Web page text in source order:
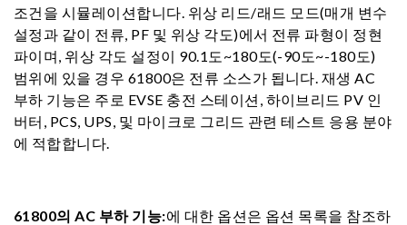
조건을 시뮬레이션합니다. 위상 리드/래드 모드(매개 변수
설정과 같이 전류, PF 및 위상 각도)에서 전류 파형이 정현
파이며, 위상 각도 설정이 90.1도~180도(-90도~-180도)
범위에 있을 경우 61800은 전류 소스가 됩니다. 재생 AC
부하 기능은 주로 EVSE 충전 스테이션, 하이브리드 PV 인
버터, PCS, UPS, 및 마이크로 그리드 관련 테스트 응용 분야
에 적합합니다.
61800의 AC 부하 기능:에 대한 옵션은 옵션 목록을 참조하